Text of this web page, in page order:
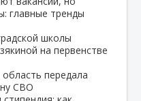
главные тренды
школы
на первенстве
область передала
СВО